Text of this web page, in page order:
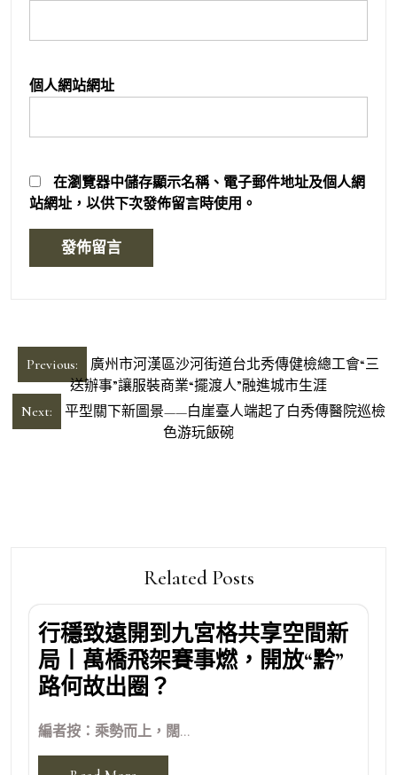
個人網站網址
在瀏覽器中儲存顯示名稱、電子郵件地址及個人網
站網址，以供下次發佈留言時使用。
文
章
導
Previous:
廣州市河漢區沙河街道台北秀傳健檢總工會“三
送辦事”讓服裝商業“擺渡人”融進城市生涯
Next:
平型關下新圖景——白崖臺人端起了白秀傳醫院巡檢
色游玩飯碗
Related Posts
行穩致遠開到九宮格共享空間新
局丨萬橋飛架賽事燃，開放“黔”
路何故出圈？
編者按：乘勢而上，闊...